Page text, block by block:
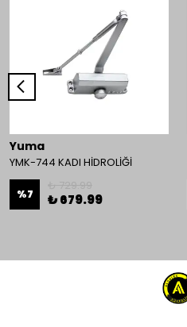
Yuma
YMK-744 KADI HİDROLİĞİ
%7 ₺ 679.99